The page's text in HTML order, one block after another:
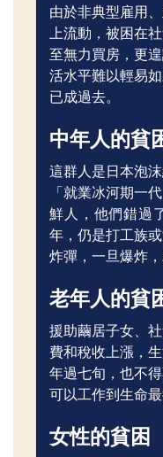
由於非典型雇用
上流動，被困在
至無力買房，更
活水平難以輕易
已成過去。
中年人的貧
這群人是日本泡
「就業冰河期一
鮮人，他們錯過
年，仍是打工族
炸彈，一旦爆炸
老年人的貧
援助繭居子女、
費和稅收上漲，
年過七旬，也不
可以工作到生命最
女性的貧困